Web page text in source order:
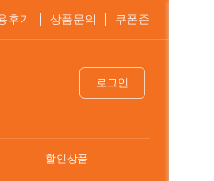
후기 상품문의 쿠폰존
로그인
할인상품